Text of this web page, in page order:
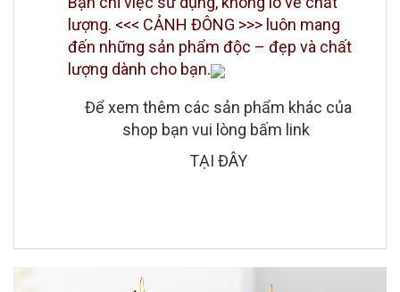
lượng. <<< CẢNH ĐÔNG >>> luôn mang
đến những sản phẩm độc – đẹp và chất
lượng dành cho bạn.
Để xem thêm các sản phẩm khác của
shop bạn vui lòng bấm link
TẠI ĐÂY